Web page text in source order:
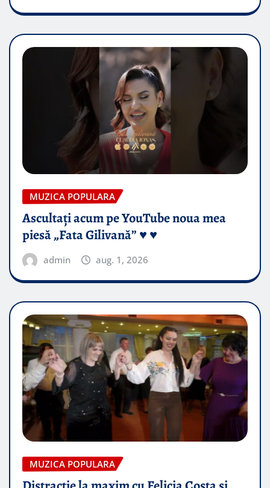
MUZICA POPULARA
Ascultați acum pe YouTube noua mea
piesă „Fata Gilivană” ♥️ ♥️
admin aug. 1, 2026
MUZICA POPULARA